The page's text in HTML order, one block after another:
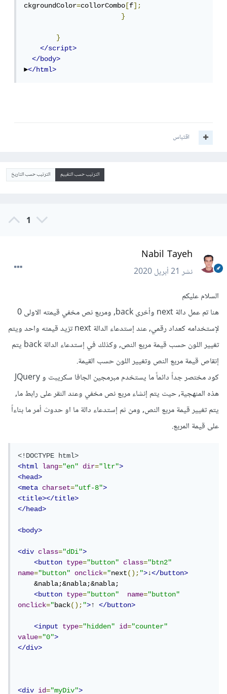
ckgroundColor=collorCombo [f];
}
}
</script>
</body>
►</html>
اقتباس
الترتيب حسب التقييم الترتيب حسب التاريخ
1
Nabil Tayeh
نشر21 أبريل 2020
السلام عليكم
هنا تم عمل دالة next وأخرى back, ومربع نص مخفي قيمته الاولى 0
لإستخدامه كعداد رقمي, عند إستدعاء الدالة next تزيد قيمته واحد ويتم
تغيير اللون حسب قيمة مربع النص, وكذلك في إستدعاء الدالة back يتم
إنقاص قيمة مربع النص وتغيير اللون حسب القيمة.
كود مختصر جداً دائماً ما يستخدم مبرمجين الجافا سكريبت و JQuery
هذه المنهجية, حيث يتم إنشاء مربع نص مخفي وعند النقر على رابط ما,
يتم تغيير قيمة مربع النص, ومن ثم إستدعاء دالة ما او حدوث أمر ما بناءاً
على قيمة المربع.
<!DOCTYPE html>
<html
lang="en" dir="ltr">
<head>
<meta
charset="utf-8">
<title></title>
</head>
<body>
<div class="dDi">
<button
type="button" class="btn2"
name="button" onclick="next();">↓</button>
    &nabla;&nabla;&nabla;
<button
type="button" name="button"
onclick="back();">↑ </button>
<input type="hidden" id="counter"
value="0">
</div>
<div id="myDiv">